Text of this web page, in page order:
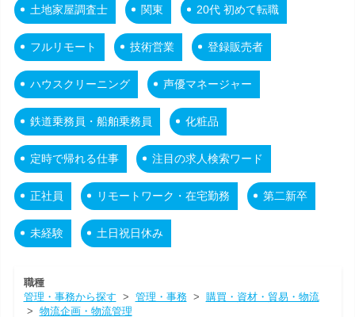
土地家屋調査士 関東 20代 初めて転職
フルリモート 技術営業 登録販売者
ハウスクリーニング 声優マネージャー
鉄道乗務員・船舶乗務員 化粧品
定時で帰れる仕事 注目の求人検索ワード
正社員 リモートワーク・在宅勤務 第二新卒
未経験 土日祝日休み
職種
管理・事務から探す > 管理・事務> 購買・資材・貿易・物流
> 物流企画・物流管理